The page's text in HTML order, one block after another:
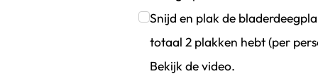
Klik om dit selectievakje aan
Snijd en plak de
totaal 2 plakken hebt (per
Bekijk de video.